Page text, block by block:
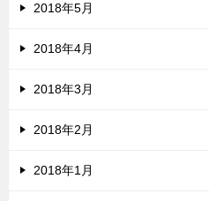
2018年5月
2018年4月
2018年3月
2018年2月
2018年1月